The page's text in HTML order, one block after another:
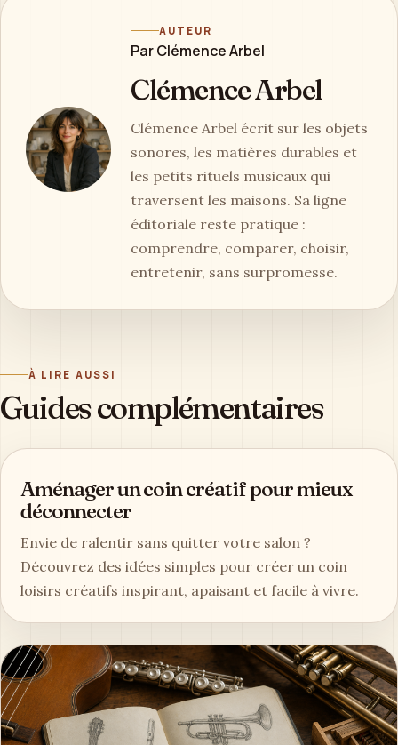
AUTEUR
Par Clémence Arbel
Clémence Arbel
Clémence Arbel écrit sur les objets
sonores, les matières durables et
les petits rituels musicaux qui
traversent les maisons. Sa ligne
éditoriale reste pratique :
comprendre, comparer, choisir,
entretenir, sans surpromesse.
À LIRE AUSSI
Guides complémentaires
Aménager un coin créatif pour mieux
déconnecter
Envie de ralentir sans quitter votre salon ?
Découvrez des idées simples pour créer un coin
loisirs créatifs inspirant, apaisant et facile à vivre.